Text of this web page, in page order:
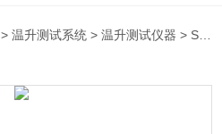
>温升测试系统 >温升测试仪器 > SAIMR1000电子电器温升性能测试仪 数据追溯